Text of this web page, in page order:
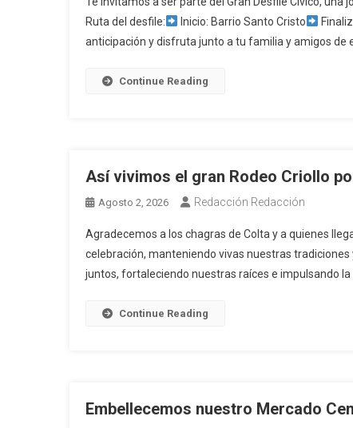
Ruta del desfile:
Inicio: Barrio Santo Cristo
anticipación y disfruta junto a tu familia y amigos de
Continue Reading
Así vivimos el gran Rodeo Criollo
Agosto 2, 2026 Redacción Redacción
Agradecemos a los chagras de Colta y a quienes
celebración, manteniendo vivas nuestras
juntos, fortaleciendo nuestras raíces e impulsando la
Continue Reading
Embellecemos nuestro Mercado